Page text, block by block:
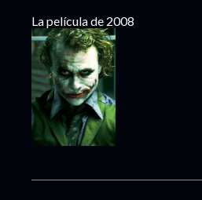
La película de 2008